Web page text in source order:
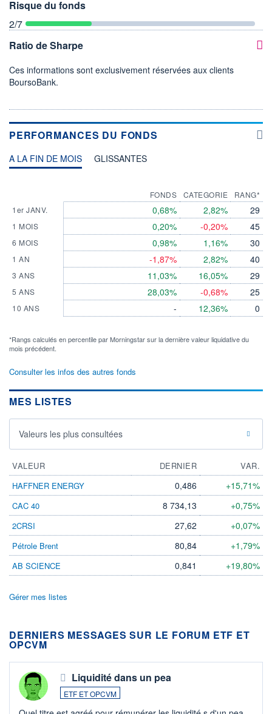
Risque du fonds
2/7
Ratio de Sharpe
Ces informations sont exclusivement réservées aux clients
BoursoBank.
PERFORMANCES DU FONDS
A LA FIN DE MOIS GLISSANTES
1er JANV.
1 MOIS
6 MOIS
1 AN
3 ANS
5 ANS
10 ANS
FONDS
0,68%
0,20%
0,98%
-1,87%
11,03%
28,03%
-
CATEGORIE
2,82%
-0,20%
1,16%
2,82%
16,05%
-0,68%
12,36%
RANG*
29
45
30
40
29
25
0
*Rangs calculés en percentile par Morningstar sur la dernière valeur liquidative du
mois précédent.
Consulter les infos des autres fonds
MES LISTES
Valeurs les plus consultées
VALEUR DERNIER
VAR.
HAFFNER ENERGY
0,486 +15,71%
CAC 40 8 734,13 +0,75%
2CRSI 27,62 +0,07%
Pétrole Brent 80,84 +1,79%
AB SCIENCE 0,841 +19,80%
Gérer mes listes
DERNIERS MESSAGES SUR LE FORUM ETF ET
OPCVM
Liquidité dans un pea
ETF ET OPCVM